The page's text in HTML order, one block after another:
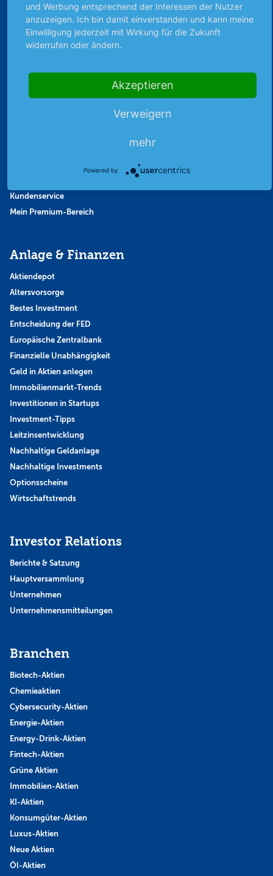
Finanzpodcast
Strategie
Thema der Woche
Abo & Shop
Kundenservice
Mein Premium-Bereich
Anlage & Finanzen
Aktiendepot
Altersvorsorge
Bestes Investment
Entscheidung der FED
Europäische Zentralbank
Finanzielle Unabhängigkeit
Geld in Aktien anlegen
Immobilienmarkt-Trends
Investitionen in Startups
Investment-Tipps
Leitzinsentwicklung
Nachhaltige Geldanlage
Nachhaltige Investments
Optionsscheine
Wirtschaftstrends
Investor Relations
Berichte & Satzung
Hauptversammlung
Unternehmen
Unternehmensmitteilungen
Branchen
Biotech-Aktien
Chemieaktien
Cybersecurity-Aktien
Energie-Aktien
Energy-Drink-Aktien
Fintech-Aktien
Grüne Aktien
Immobilien-Aktien
KI-Aktien
Konsumgüter-Aktien
Luxus-Aktien
Neue Aktien
Öl-Aktien
und Werbung entsprechend der Interessen der Nutzer
anzuzeigen. Ich bin damit einverstanden und kann meine
Einwilligung jederzeit mit Wirkung für die Zukunft
widerrufen oder ändern.
Akzeptieren
Verweigern
mehr
Powered by